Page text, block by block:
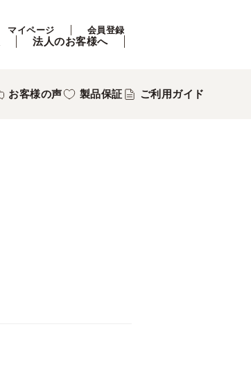
マイページ 会員登録
法人のお客様へ
お客様の声 製品保証 ご利用ガイド